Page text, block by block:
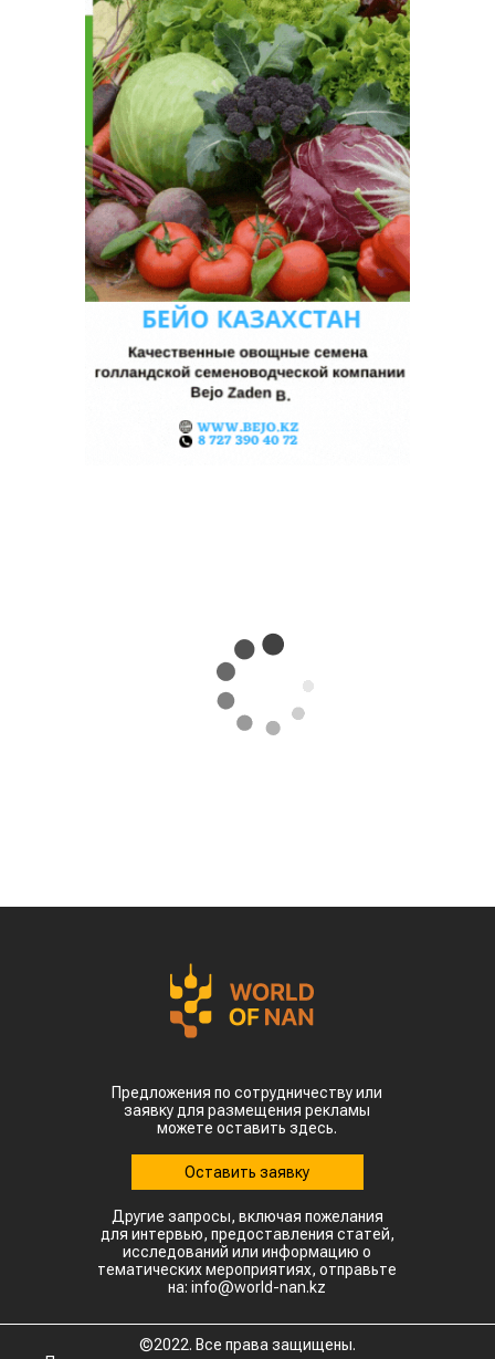
Предложения по сотрудничеству или
заявку для размещения рекламы
можете оставить здесь.
Оставить заявку
Другие запросы, включая пожелания
для интервью, предоставления статей,
исследований или информацию о
тематических мероприятиях, отправьте
на: info@world-nan.kz
©2022. Все права защищены.